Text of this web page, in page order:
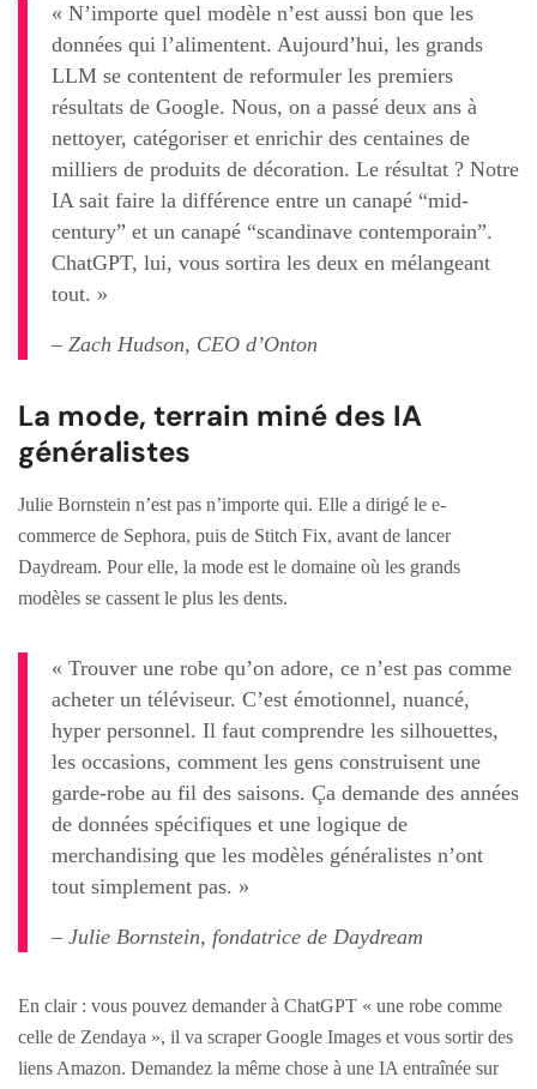
« N’importe quel modèle n’est aussi bon que les
données qui l’alimentent. Aujourd’hui, les grands
LLM se contentent de reformuler les premiers
résultats de Google. Nous, on a passé deux ans à
nettoyer, catégoriser et enrichir des centaines de
milliers de produits de décoration. Le résultat ? Notre
IA sait faire la différence entre un canapé “mid-
century” et un canapé “scandinave contemporain”.
ChatGPT, lui, vous sortira les deux en mélangeant
tout. »
– Zach Hudson, CEO d’Onton
La mode, terrain miné des IA
généralistes
Julie Bornstein n’est pas n’importe qui. Elle a dirigé le e-
commerce de Sephora, puis de Stitch Fix, avant de lancer
Daydream. Pour elle, la mode est le domaine où les grands
modèles se cassent le plus les dents.
« Trouver une robe qu’on adore, ce n’est pas comme
acheter un téléviseur. C’est émotionnel, nuancé,
hyper personnel. Il faut comprendre les silhouettes,
les occasions, comment les gens construisent une
garde-robe au fil des saisons. Ça demande des années
de données spécifiques et une logique de
merchandising que les modèles généralistes n’ont
tout simplement pas. »
– Julie Bornstein, fondatrice de Daydream
En clair : vous pouvez demander à ChatGPT « une robe comme
celle de Zendaya », il va scraper Google Images et vous sortir des
liens Amazon. Demandez la même chose à une IA entraînée sur